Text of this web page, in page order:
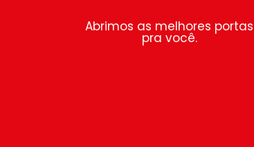
Abrimos as melhores portas
pra você.